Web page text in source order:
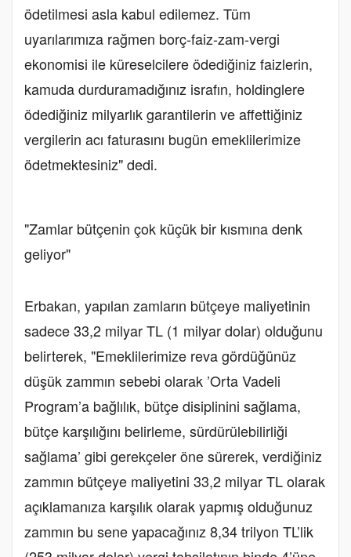
ödetilmesi asla kabul edilemez. Tüm
uyarılarımıza rağmen borç-faiz-zam-vergi
ekonomisi ile küreselcilere ödediğiniz faizlerin,
kamuda durduramadığınız israfın, holdinglere
ödediğiniz milyarlık garantilerin ve affettiğiniz
vergilerin acı faturasını bugün emeklilerimize
ödetmektesiniz" dedi.
"Zamlar bütçenin çok küçük bir kısmına denk
geliyor"
Erbakan, yapılan zamların bütçeye maliyetinin
sadece 33,2 milyar TL (1 milyar dolar) olduğunu
belirterek, "Emeklilerimize reva gördüğünüz
düşük zammın sebebi olarak ’Orta Vadeli
Program’a bağlılık, bütçe disiplinini sağlama,
bütçe karşılığını belirleme, sürdürülebilirliği
sağlama’ gibi gerekçeler öne sürerek, verdiğiniz
zammın bütçeye maliyetini 33,2 milyar TL olarak
açıklamanıza karşılık olarak yapmış olduğunuz
zammın bu sene yapacağınız 8,34 trilyon TL’lik